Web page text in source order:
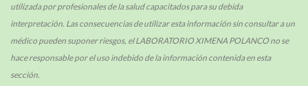
utilizada por profesionales de la salud capacitados para su debida
interpretación. Las consecuencias de utilizar esta información sin consultar a un
médico pueden suponer riesgos, el LABORATORIO XIMENA POLANCO no se
hace responsable por el uso indebido de la información contenida en esta
sección.